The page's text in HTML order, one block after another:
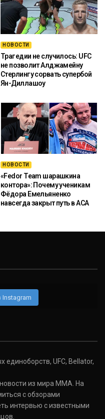
НОВОСТИ
Трагедии не случилось: UFC
не позволит Алджамейну
Стерлингу сорвать супербой
Ян-Диллашоу
НОВОСТИ
«Fedor Team шарашкина
контора»: Почему ученикам
Фёдора Емельяненко
навсегда закрыт путь в ACA
Instagram
UFC, Bellator,
из мира ММА. На
с обзорами
интервью с известными